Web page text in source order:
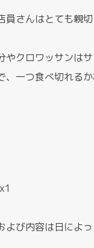
員さんはとても親
クロワッサンはサ
、一つ食べ切れる
び内容は日によ